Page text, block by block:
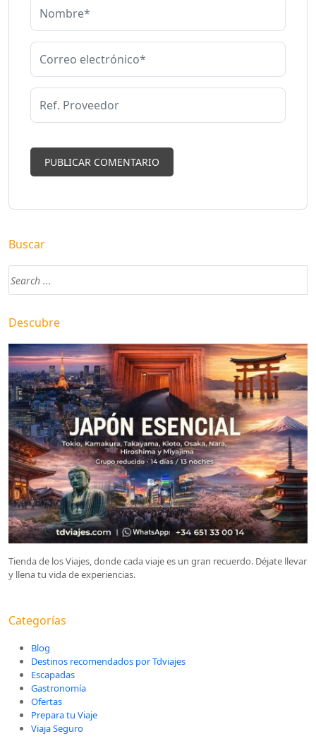
Buscar
Descubre
Tienda de los Viajes, donde cada viaje es un gran recuerdo. Déjate llevar
y llena tu vida de experiencias.
Categorías
Blog
Destinos recomendados por Tdviajes
Escapadas
Gastronomía
Ofertas
Prepara tu Viaje
Viaja Seguro